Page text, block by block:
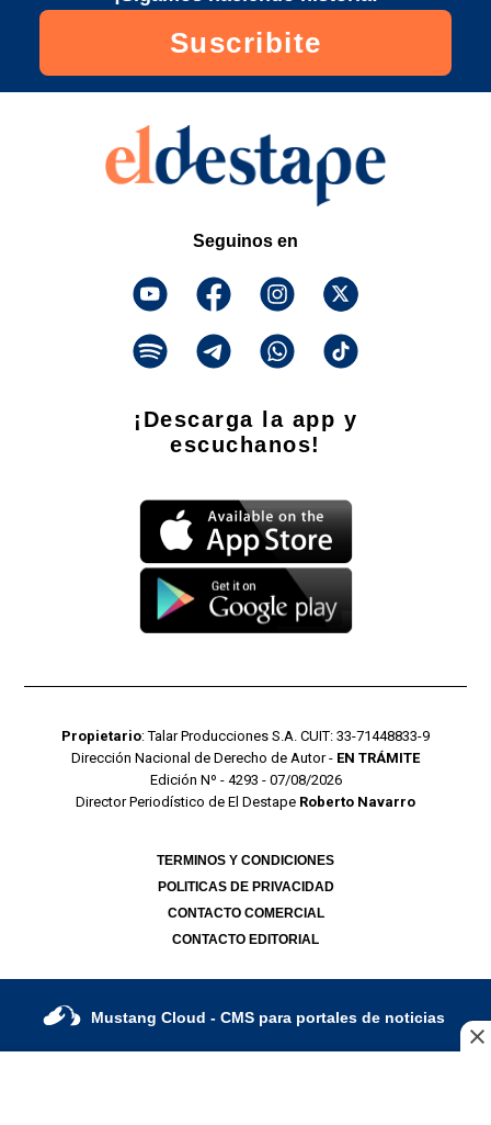
Suscribite
Seguinos en
¡Descarga la app y
escuchanos!
Propietario: Talar Producciones S.A. CUIT: 33-71448833-9
Dirección Nacional de Derecho de Autor - EN TRÁMITE
Edición Nº - 4293 - 07/08/2026
Director Periodístico de El Destape Roberto Navarro
TERMINOS Y CONDICIONES
POLITICAS DE PRIVACIDAD
CONTACTO COMERCIAL
CONTACTO EDITORIAL
Mustang Cloud - CMS para portales de noticias